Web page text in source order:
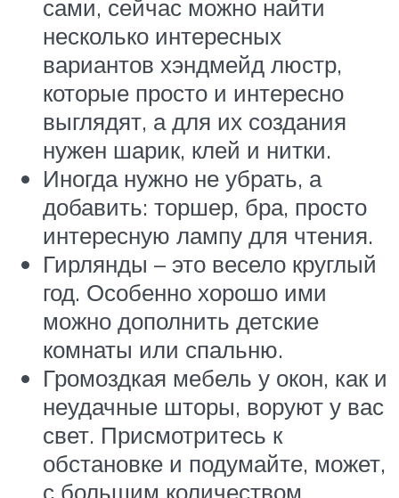
сами, сейчас можно найти
несколько интересных
вариантов хэндмейд люстр,
которые просто и интересно
выглядят, а для их создания
нужен шарик, клей и нитки.
Иногда нужно не убрать, а
добавить: торшер, бра, просто
интересную лампу для чтения.
Гирлянды – это весело круглый
год. Особенно хорошо ими
можно дополнить детские
комнаты или спальню.
Громоздкая мебель у окон, как и
неудачные шторы, воруют у вас
свет. Присмотритесь к
обстановке и подумайте, может,
с большим количеством